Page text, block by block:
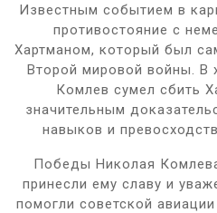
Известным событием в
противостояние с
Хартманом, который был
Второй мировой войны. В
Комлев сумел сбить
значительным
навыков и
Победы Николая
принесли ему славу и
помогли советской